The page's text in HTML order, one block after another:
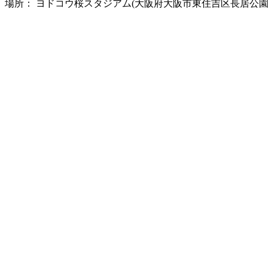
場所： ヨドコウ桜スタジアム(大阪府大阪市東住吉区長居公